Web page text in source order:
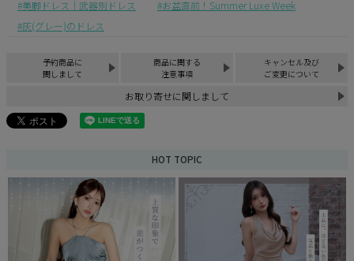
美脚ドレス｜武器別ドレス
お盆直前！Summer Luxe Week
灰(グレー)のドレス
予約商品に
関しまして
商品に関する
注意事項
キャンセル及び
ご変更について
お取り寄せに関しまして
HOT TOPIC